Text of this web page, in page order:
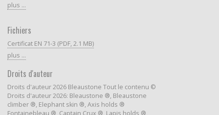
plus ...
Fichiers
Certificat EN 71-3 (PDF, 2.1 MB)
plus ...
Droits d'auteur
Droits d'auteur 2026 Bleaustone Tout le contenu ©
Droits d'auteur 2026: Bleaustone ®, Bleaustone
climber ®, Elephant skin ®, Axis holds ®